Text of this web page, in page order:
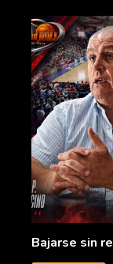
Bajarse sin